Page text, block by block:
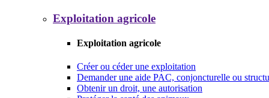
Exploitation agricole
Exploitation agricole
Créer ou céder une exploitation
Demander une aide PAC, conjoncturelle ou
Obtenir un droit, une autorisation